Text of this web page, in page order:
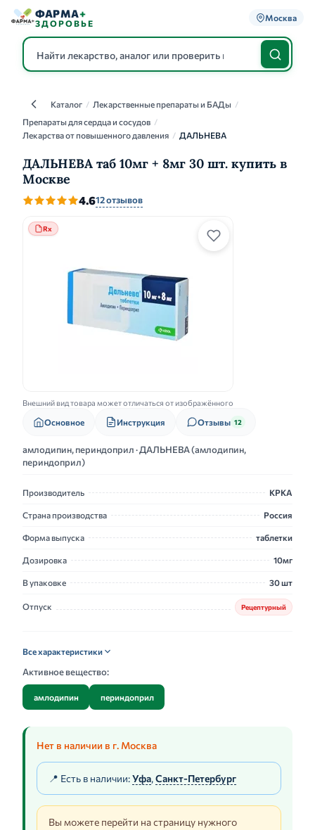
ФАРМА+
ЗДОРОВЬЕ
Москва
КаталогКаталог / Лекарственные препараты и БАДы /
Препараты для сердца и сосудов /
Лекарства от повышенного давления / ДАЛЬНЕВА
ДАЛЬНЕВА таб 10мг + 8мг 30 шт. купить в
Москве
4.612 отзывов
Rx
Внешний вид товара может отличаться от изображённого
Основное Инструкция Отзывы 12
амлодипин, периндоприл · ДАЛЬНЕВА (амлодипин,
периндоприл)
Производитель КРКА
Страна производства Россия
Форма выпуска таблетки
Дозировка 10мг
В упаковке 30 шт
Отпуск Рецептурный
Все характеристики
Активное вещество:
амлодипин периндоприл
Нет в наличии в г. Москва
📍 Есть в наличии:Уфа,Санкт-Петербург
Вы можете перейти на страницу нужного